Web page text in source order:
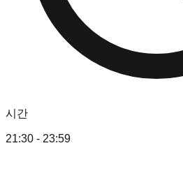
시간
21:30 - 23:59